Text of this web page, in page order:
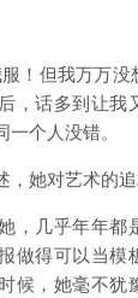
！但我万万没
，话多到让我
个人没错。
，她对艺术的
，几乎年年都
做得可以当模
候，她毫不犹